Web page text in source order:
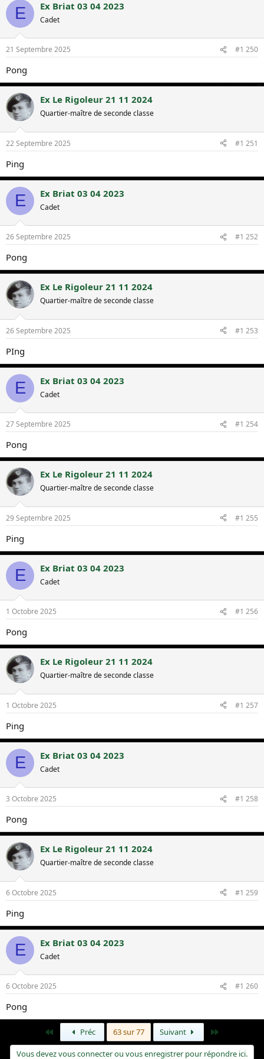
E Ex Briat 03 04 2023
Cadet
21 Septembre 2025 #1 250
Pong
Ex Le Rigoleur 21 11 2024
Quartier-maître de seconde classe
22 Septembre 2025 #1 251
Ping
E Ex Briat 03 04 2023
Cadet
26 Septembre 2025 #1 252
Pong
Ex Le Rigoleur 21 11 2024
Quartier-maître de seconde classe
26 Septembre 2025 #1 253
PIng
E Ex Briat 03 04 2023
Cadet
27 Septembre 2025 #1 254
Pong
Ex Le Rigoleur 21 11 2024
Quartier-maître de seconde classe
29 Septembre 2025 #1 255
Ping
E Ex Briat 03 04 2023
Cadet
1 Octobre 2025 #1 256
Pong
Ex Le Rigoleur 21 11 2024
Quartier-maître de seconde classe
1 Octobre 2025 #1 257
Ping
E Ex Briat 03 04 2023
Cadet
3 Octobre 2025 #1 258
Pong
Ex Le Rigoleur 21 11 2024
Quartier-maître de seconde classe
6 Octobre 2025 #1 259
Ping
E Ex Briat 03 04 2023
Cadet
6 Octobre 2025 #1 260
Pong
PremierPréc 63 sur 77 Suivant
Vous devez vous connecter ou vous enregistrer pour répondre ici.